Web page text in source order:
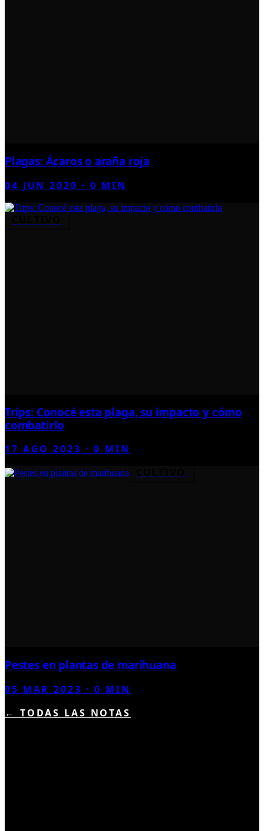
Plagas: Ácaros o araña roja
04 JUN 2020 ·0 MIN
Trips: Conocé esta plaga, su impacto y cómo
combatirlo
17 AGO 2023 ·0 MIN
Pestes en plantas de marihuana
05 MAR 2023 ·0 MIN
← TODAS LAS NOTAS